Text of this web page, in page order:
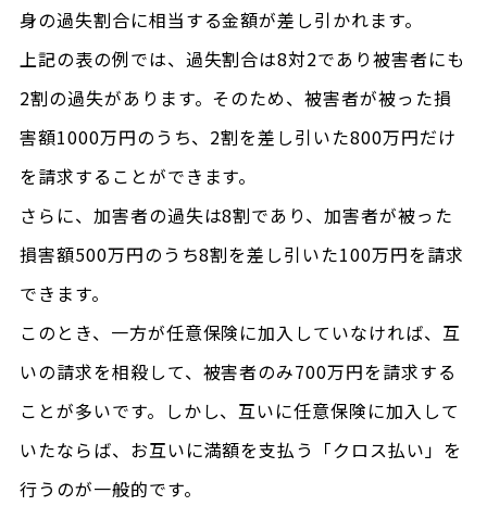
身の過失割合に相当する金額が差し引かれます。
上記の表の例では、過失割合は8対2であり被害者にも
2割の過失があります。そのため、被害者が被った損
害額1000万円のうち、2割を差し引いた800万円だけ
を請求することができます。
さらに、加害者の過失は8割であり、加害者が被った
損害額500万円のうち8割を差し引いた100万円を請求
できます。
このとき、一方が任意保険に加入していなければ、互
いの請求を相殺して、被害者のみ700万円を請求する
ことが多いです。しかし、互いに任意保険に加入して
いたならば、お互いに満額を支払う「クロス払い」を
行うのが一般的です。